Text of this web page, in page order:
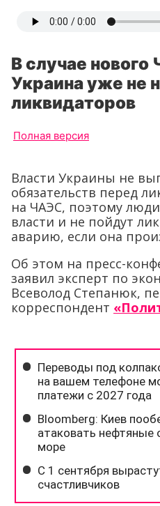
В случае
Украина уже не
ликвидаторов
Полная версия
Власти Украины не
обязательств перед
на ЧАЭС, поэтому
власти и не пойдут
аварию, если она
Об этом на пресс-
заявил эксперт по
Всеволод Степанюк,
корреспондент